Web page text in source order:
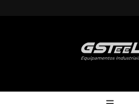
Gsteel